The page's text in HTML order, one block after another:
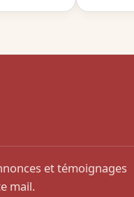
et témoignages
mail.